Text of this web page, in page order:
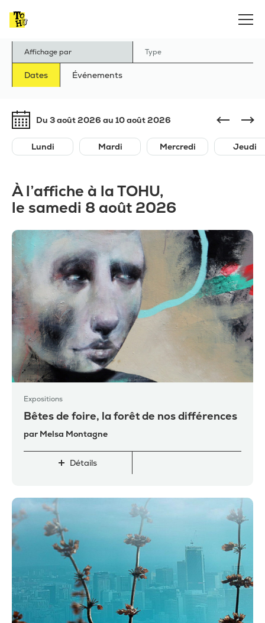
Affichage par Type
Dates Événements
Du 3 août 2026 au 10 août 2026
Lundi Mardi Mercredi Jeudi
À l’affiche à la TOHU,
le samedi 8 août 2026
Expositions
Bêtes de foire, la forêt de nos différences
par Melsa Montagne
Détails